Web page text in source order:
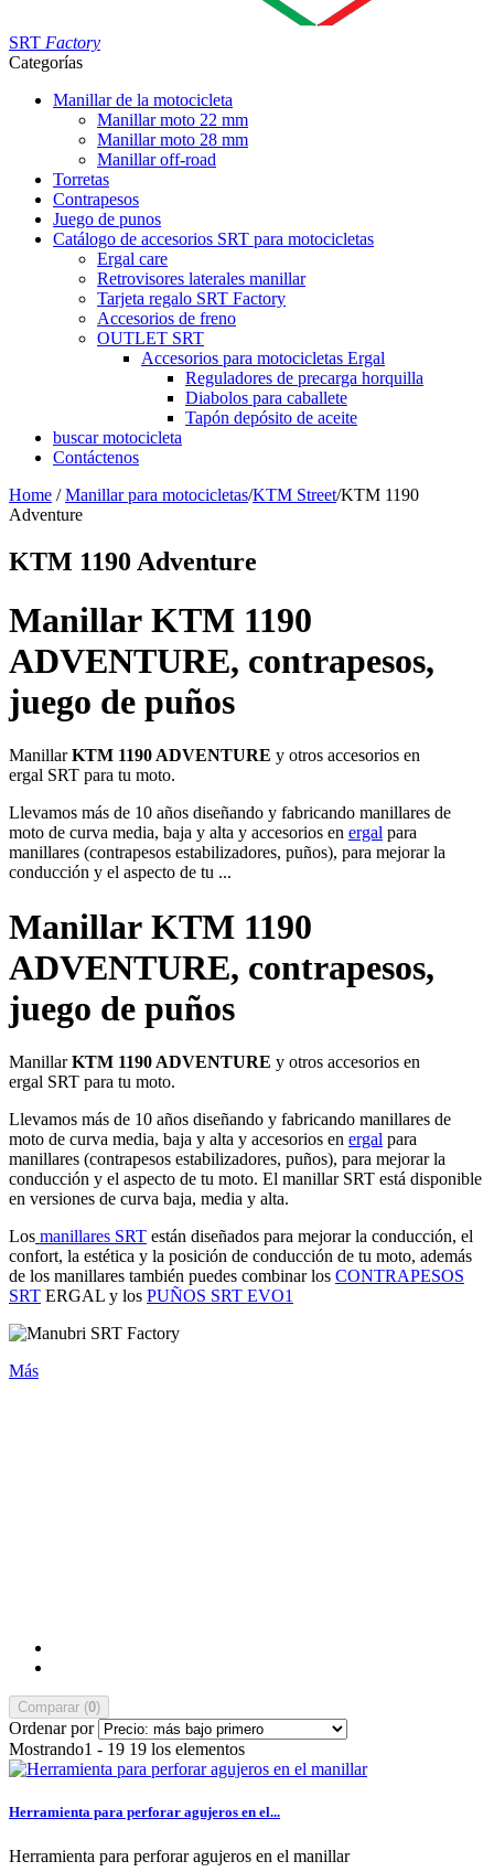
SRT Factory
Categorías
Manillar de la motocicleta
Manillar moto 22 mm
Manillar moto 28 mm
Manillar off-road
Torretas
Contrapesos
Juego de punos
Catálogo de accesorios SRT para motocicletas
Ergal care
Retrovisores laterales manillar
Tarjeta regalo SRT Factory
Accesorios de freno
OUTLET SRT
Accesorios para motocicletas Ergal
Reguladores de precarga horquilla
Diabolos para caballete
Tapón depósito de aceite
buscar motocicleta
Contáctenos
Home / Manillar para motocicletas/KTM Street/KTM 1190
Adventure
KTM 1190 Adventure
Manillar KTM 1190
ADVENTURE, contrapesos,
juego de puños
ManillarKTM 1190 ADVENTURE y otros accesorios en
ergal SRT para tu moto.
Llevamos más de 10 años diseñando y fabricando manillares de
moto de curva media, baja y alta y accesorios en ergal para
manillares (contrapesos estabilizadores, puños), para mejorar la
conducción y el aspecto de tu ...
Manillar KTM 1190
ADVENTURE, contrapesos,
juego de puños
ManillarKTM 1190 ADVENTURE y otros accesorios en
ergal SRT para tu moto.
Llevamos más de 10 años diseñando y fabricando manillares de
moto de curva media, baja y alta y accesorios en ergal para
manillares (contrapesos estabilizadores, puños), para mejorar la
conducción y el aspecto de tu moto. El manillar SRT está disponible
en versiones de curva baja, media y alta.
Los manillares SRT están diseñados para mejorar la conducción, el
confort, la estética y la posición de conducción de tu moto, además
de los manillares también puedes combinar los CONTRAPESOS
SRT ERGAL y los PUÑOS SRT EVO1
Más
Comparar (0)
Ordenar por
Mostrando1 - 19 19 los elementos
Herramienta para perforar agujeros en el...
Herramienta para perforar agujeros en el manillar